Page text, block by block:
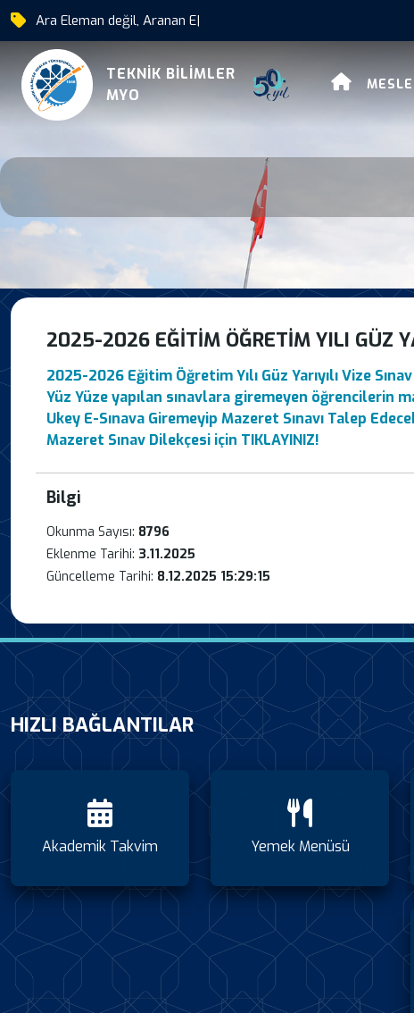
Ara Eleman değil, Aranan Eleman ol
TEKNİK BİLİMLER
MYO
2025 2026 Egitim
2025-2026 EĞITIM ÖĞRETIM YILI GÜZ
2025-2026 Eğitim Öğretim Yılı Güz Yarıyılı Vize
Yüz Yüze yapılan sınavlara giremeyen öğrencilerin
Ukey E-Sınava Giremeyip Mazeret Sınavı Talep
Mazeret Sınav Dilekçesi için TIKLAYINIZ!
Bilgi
Okunma Sayısı: 8796
Eklenme Tarihi: 3.11.2025
Güncelleme Tarihi: 8.12.2025 15:29:15
HIZLI BAĞLANTILAR
Akademik Takvim Yemek Menüsü